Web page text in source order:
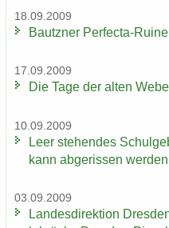
18.09.2009
Bautz­ner Perfecta-​
17.09.2009
Die Tage der alten
10.09.2009
Leer ste­hen­des
kann ab­ge­ris­sen wer­den
03.09.2009
Lan­des­di­rek­ti­on